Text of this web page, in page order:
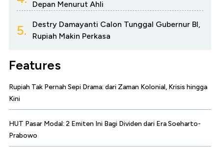
Depan Menurut Ahli
5.
Destry Damayanti Calon Tunggal Gubernur BI,
Rupiah Makin Perkasa
Features
Rupiah Tak Pernah Sepi Drama: dari Zaman Kolonial, Krisis hingga
Kini
HUT Pasar Modal: 2 Emiten Ini Bagi Dividen dari Era Soeharto-
Prabowo